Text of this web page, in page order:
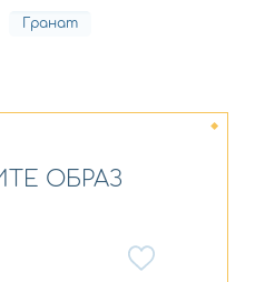
Гранат
ОБРАЗ